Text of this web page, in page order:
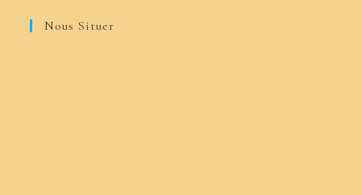
Nous Situer